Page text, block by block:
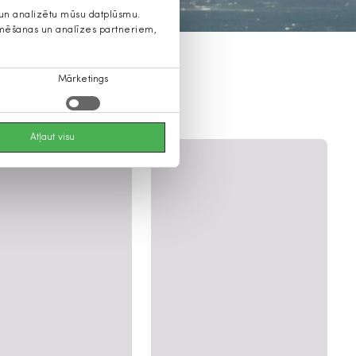
analizētu mūsu datplūsmu.
un analīzes partneriem,
Mārketings
Atļaut visu